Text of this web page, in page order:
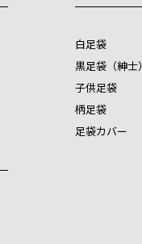
白足袋
黒足袋（紳士）
子供足袋
柄足袋
足袋カバー